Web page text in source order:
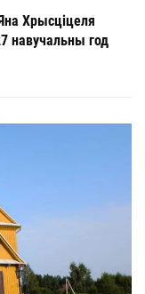
Хрысціцеля
навучальны год